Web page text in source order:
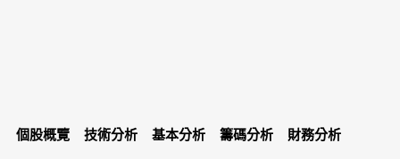
個股概覽 技術分析 基本分析 籌碼分析 財務分析